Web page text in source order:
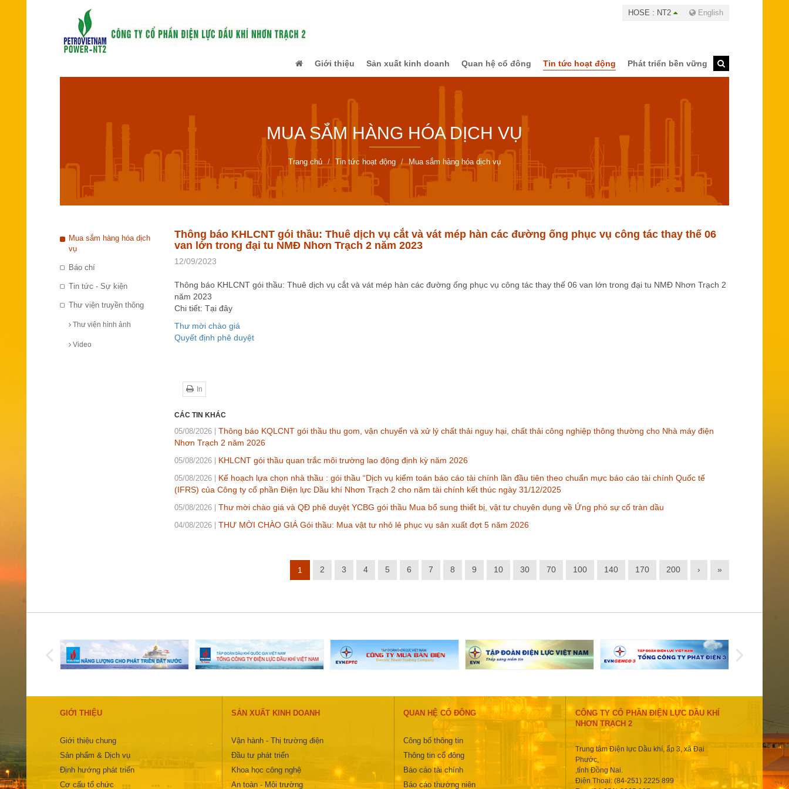
HOSE : NT2 English
Giới thiệu Sản xuất kinh doanh Quan hệ cổ đông Tin tức hoạt động Phát triển bền vững
MUA SẮM HÀNG HÓA DỊCH VỤ
Trang chủ Tin tức hoạt động Mua sắm hàng hóa dịch vụ
Mua sắm hàng hóa dịch
vụ
Báo chí
Tin tức - Sự kiện
Thư viện truyền thông
Thư viện hình ảnh
Video
Thông báo KHLCNT gói thầu: Thuê dịch vụ cắt và vát mép hàn các đường ống phục vụ công tác thay thế 06
van lớn trong đại tu NMĐ Nhơn Trạch 2 năm 2023
12/09/2023
Thông báo KHLCNT gói thầu: Thuê dịch vụ cắt và vát mép hàn các đường ống phục vụ công tác thay thế 06 van lớn trong đại tu NMĐ Nhơn Trạch 2
năm 2023
Chi tiết: Tại đây
Thư mời chào giá
Quyết định phê duyệt
In
CÁC TIN KHÁC
05/08/2026
Thông báo KQLCNT gói thầu thu gom, vận chuyển và xử lý chất thải nguy hại, chất thải công nghiệp thông thường cho Nhà máy điện
Nhơn Trạch 2 năm 2026
05/08/2026 KHLCNT gói thầu quan trắc môi trường lao động định kỳ năm 2026
05/08/2026
Kế hoạch lựa chọn nhà thầu : gói thầu “Dịch vụ kiểm toán báo cáo tài chính lần đầu tiên theo chuẩn mực báo cáo tài chính Quốc tế
(IFRS) của Công ty cổ phần Điện lực Dầu khí Nhơn Trạch 2 cho năm tài chính kết thúc ngày 31/12/2025
05/08/2026 Thư mời chào giá và QĐ phê duyệt YCBG gói thầu Mua bổ sung thiết bị, vật tư chuyên dụng về Ứng phó sự cố tràn dầu
04/08/2026 THƯ MỜI CHÀO GIÁ Gói thầu: Mua vật tư nhỏ lẻ phục vụ sản xuất đợt 5 năm 2026
1 2 3 4 5 6 7 8 9 10 30 70 100 140 170 200 › »
GIỚI THIỆU
Giới thiệu chung
Sản phẩm & Dịch vụ
Định hướng phát triển
Cơ cấu tổ chức
SẢN XUẤT KINH DOANH
Vận hành - Thị trường điện
Đầu tư phát triển
Khoa học công nghệ
An toàn - Môi trường
QUAN HỆ CỔ ĐÔNG
Công bố thông tin
Thông tin cổ đông
Báo cáo tài chính
Báo cáo thường niên
CÔNG TY CỔ PHẦN ĐIỆN LỰC DẦU KHÍ
NHƠN TRẠCH 2
Trung tâm Điện lực Dầu khí, ấp 3, xã Đại
Phước,
,tỉnh Đồng Nai.
Điện Thoại: (84-251) 2225 899